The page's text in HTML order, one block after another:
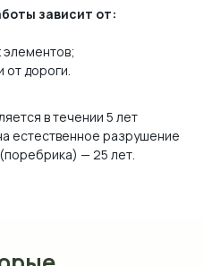
зависит от:
элементов;
от дороги.
в течении 5 лет
естественное разрушение
— 25 лет.
Мансуровский